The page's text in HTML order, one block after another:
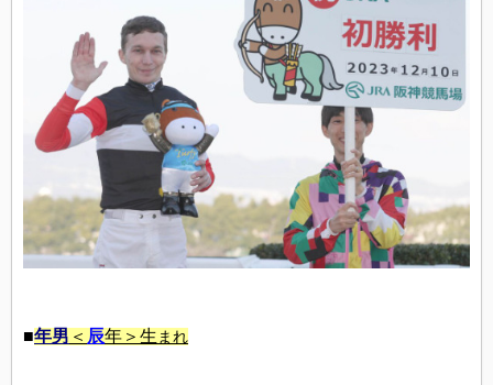
■年男 ＜ 辰年＞生 まれ